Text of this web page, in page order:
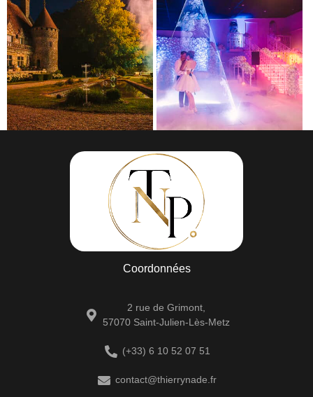
Coordonnées
2 rue de Grimont,
57070 Saint-Julien-Lès-Metz
(+33) 6 10 52 07 51
contact@thierrynade.fr